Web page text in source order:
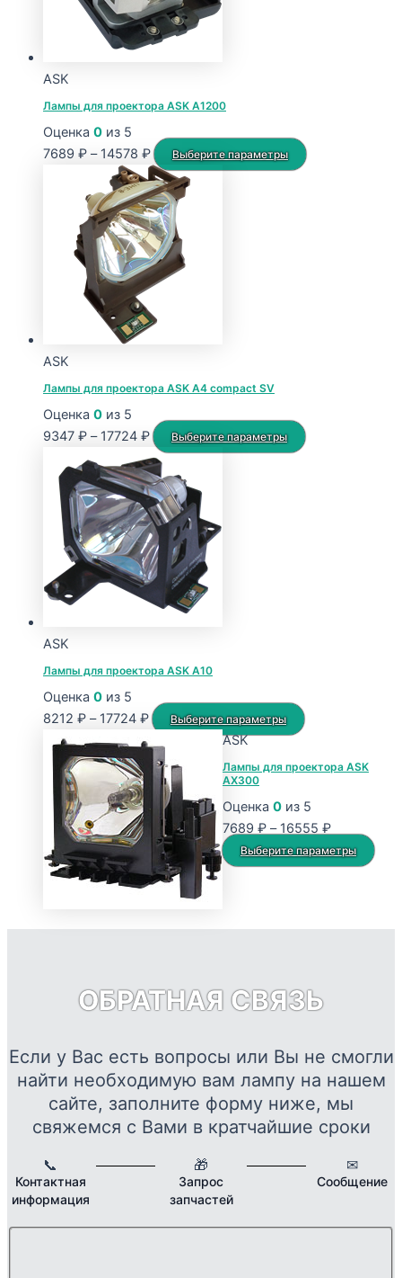
ASK
Лампы для проектора ASK A1200
Оценка 0 из 5
7689 ₽ – 14578 ₽Диапазон
цен:
7689 ₽
–
14578 ₽
Выберите параметры
Этот
ASK
Лампы для проектора ASK A4 compact SV
Оценка 0 из 5
9347 ₽ – 17724 ₽Диапазон
цен:
9347 ₽
–
17724 ₽
Выберите параметры
Этот
ASK
Лампы для проектора ASK A10
Оценка 0 из 5
8212 ₽ – 17724 ₽Диапазон
8212 ₽
17724 ₽
Выберите параметры
Этот
имеет
вариаций.
Опции
можно
выбрать
товара.
ASK
Лампы для проектора ASK
AX300
Оценка 0 из 5
7689 ₽ – 16555 ₽Диапазон
цен:
7689 ₽
Выберите параметры
ОБРАТНАЯ СВЯЗЬ
Если у Вас есть вопросы или Вы не смогли
найти необходимую вам лампу на нашем
сайте, заполните форму ниже, мы
свяжемся с Вами в кратчайшие сроки
📞
Контактная
информация
🎁
Запрос
запчастей
✉
Сообщение